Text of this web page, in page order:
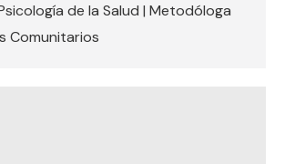
de la Salud | Metodóloga
Comunitarios